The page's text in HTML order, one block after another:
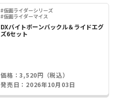
#仮面ライダーシリーズ
#仮面ライダーマイス
DXバイトボーンバックル＆ライドエグ
ズ6セット
価格：3,520円（税込）
発売日：2026年10月03日